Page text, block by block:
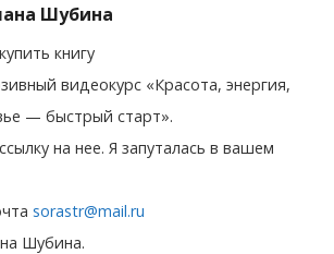
Шубина
книгу
видеокурс «Красота, энергия,
— быстрый старт».
на нее. Я запуталась в вашем
sorastr@mail.ru
Шубина.